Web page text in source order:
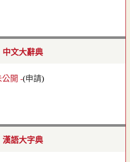
中文大辭典
公開 -(申請)
漢語大字典